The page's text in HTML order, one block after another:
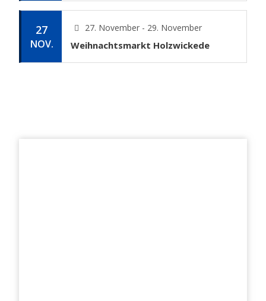
27
NOV.
27. November - 29. November
Weihnachtsmarkt Holzwickede